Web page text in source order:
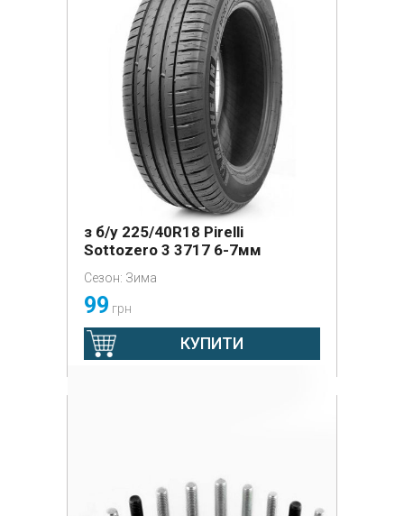
з б/у 225/40R18 Pirelli
Sottozero 3 3717 6-7мм
Сезон: Зима
99 грн
КУПИТИ